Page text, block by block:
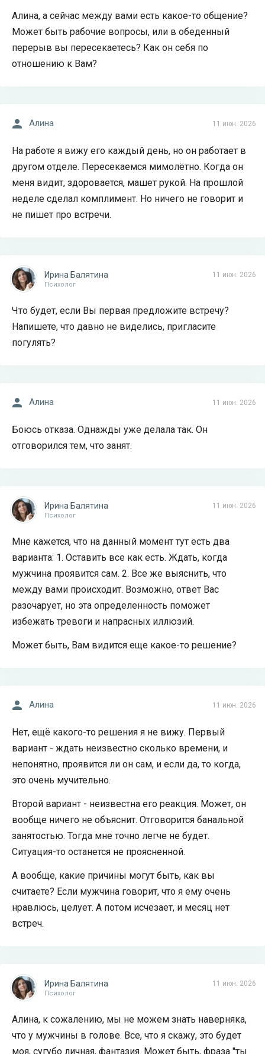
Алина, а сейчас между вами есть какое-то общение?
Может быть рабочие вопросы, или в обеденный
перерыв вы пересекаетесь? Как он себя по
отношению к Вам?
11 июн. 2026
Алина
На работе я вижу его каждый день, но он работает в
другом отделе. Пересекаемся мимолётно. Когда он
меня видит, здоровается, машет рукой. На прошлой
неделе сделал комплимент. Но ничего не говорит и
не пишет про встречи.
11 июн. 2026
Ирина Балятина
Психолог
Что будет, если Вы первая предложите встречу?
Напишете, что давно не виделись, пригласите
погулять?
11 июн. 2026
Алина
Боюсь отказа. Однажды уже делала так. Он
отговорился тем, что занят.
11 июн. 2026
Ирина Балятина
Психолог
Мне кажется, что на данный момент тут есть два
варианта: 1. Оставить все как есть. Ждать, когда
мужчина проявится сам. 2. Все же выяснить, что
между вами происходит. Возможно, ответ Вас
разочарует, но эта определенность поможет
избежать тревоги и напрасных иллюзий.
Может быть, Вам видится еще какое-то решение?
11 июн. 2026
Алина
Нет, ещё какого-то решения я не вижу. Первый
вариант - ждать неизвестно сколько времени, и
непонятно, проявится ли он сам, и если да, то когда,
это очень мучительно.
Второй вариант - неизвестна его реакция. Может, он
вообще ничего не объяснит. Отговорится банальной
занятостью. Тогда мне точно легче не будет.
Ситуация-то останется не проясненной.
А вообще, какие причины могут быть, как вы
считаете? Если мужчина говорит, что я ему очень
нравлюсь, целует. А потом исчезает, и месяц нет
встреч.
11 июн. 2026
Ирина Балятина
Психолог
Алина, к сожалению, мы не можем знать наверняка,
что у мужчины в голове. Все, что я скажу, это будет
моя, сугубо личная, фантазия. Может быть, фраза "ты